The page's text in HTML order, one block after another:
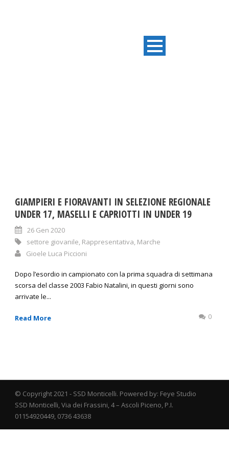
GIAMPIERI E FIORAVANTI IN SELEZIONE REGIONALE
UNDER 17, MASELLI E CAPRIOTTI IN UNDER 19
26 Gen 2020
settore giovanile, Rappresentativa, Marche
Gioele Luca Piccioni
Dopo l’esordio in campionato con la prima squadra di settimana
scorsa del classe 2003 Fabio Natalini, in questi giorni sono
arrivate le...
Read More 0
© Copyright 2021 - SSD Monticelli. Powered by: Feye Studio
SSD Monticelli, Via dei Frassini, 4 – Ascoli Piceno, P.I.
01154920449, 0736 43638